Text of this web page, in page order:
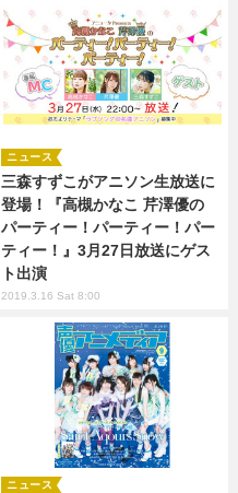
三森すずこがアニソン生放送に
登場！『高槻かなこ 芹澤優の
パーティー！パーティー！パー
ティー！』3月27日放送にゲス
ト出演
ニュース
2019.3.16 Sat 8:00
ニュース